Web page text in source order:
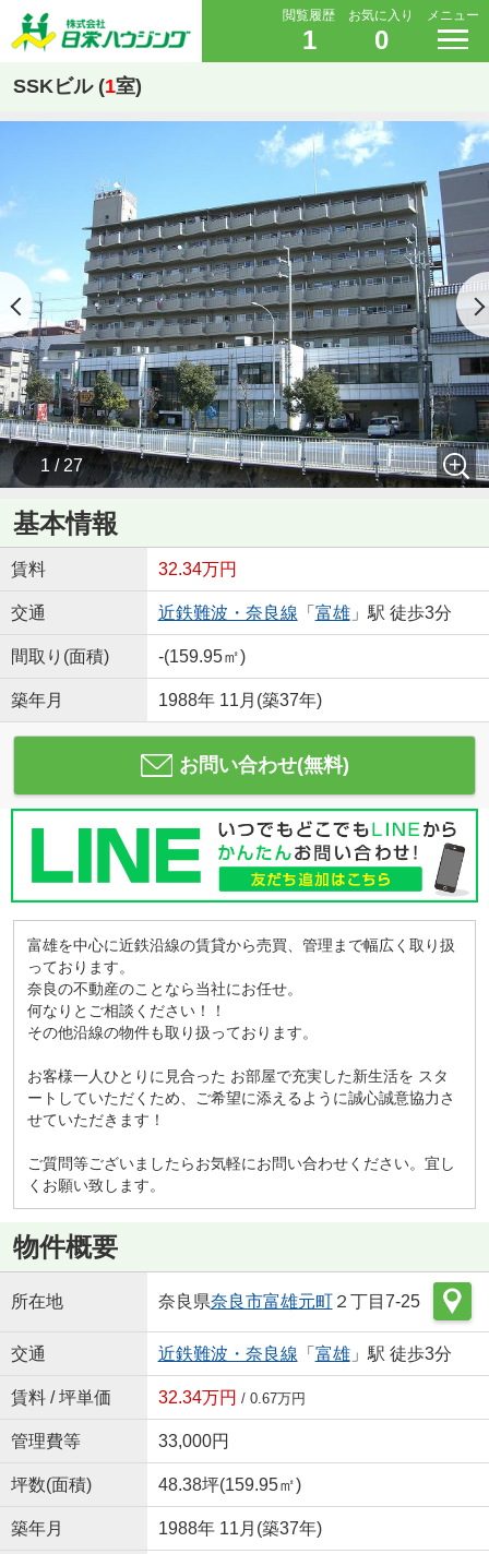
閲覧履歴
1
お気に入り
0
メニュー
SSKビル (1室)
1 / 27
基本情報
賃料 32.34万円
交通 近鉄難波・奈良線 「 富雄」駅 徒歩3分
間取り(面積) -(159.95㎡)
築年月 1988年 11月(築37年)
お問い合わせ(無料)
富雄を中心に近鉄沿線の賃貸から売買、管理まで幅広く取り扱
っております。
奈良の不動産のことなら当社にお任せ。
何なりとご相談ください！！
その他沿線の物件も取り扱っております。
お客様一人ひとりに見合った お部屋で充実した新生活を スタ
ートしていただくため、ご希望に添えるように誠心誠意協力さ
せていただきます！
ご質問等ございましたらお気軽にお問い合わせください。宜し
くお願い致します。
物件概要
所在地 奈良県奈良市富雄元町２丁目7-25
交通 近鉄難波・奈良線 「 富雄」駅 徒歩3分
賃料 / 坪単価 32.34万円 / 0.67万円
管理費等 33,000円
坪数(面積) 48.38坪(159.95㎡)
築年月 1988年 11月(築37年)